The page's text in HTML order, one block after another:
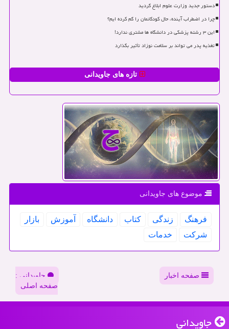
دستور جدید وزارت علوم ابلاغ گردید
چرا در اضطراب آینده، حال کودکانمان را گم کرده ایم؟
این ۳ رشته پزشکی در دانشگاه ها مشتری ندارد!
تغذیه پدر می تواند بر سلامت نوزاد تأثیر بگذارد
تازه های جاویدانی
موضوع های جاویدانی
فرهنگ زندگی كتاب دانشگاه آموزش
بازار
شركت
خدمات
صفحه اخبار
جاویدانی :
صفحه اصلی
جاویدانی